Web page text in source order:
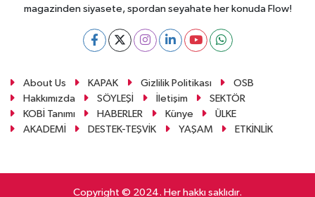
magazinden siyasete, spordan seyahate her konuda Flow!
About Us KAPAK Gizlilik Politikası
OSB
Hakkımızda
SÖYLEŞİ İletişim
SEKTÖR
KOBİ Tanımı
HABERLER Künye
ÜLKE
AKADEMİ
DESTEK-TEŞVİK YAŞAM ETKİNLİK
Copyright © 2024. Her hakkı saklıdır.